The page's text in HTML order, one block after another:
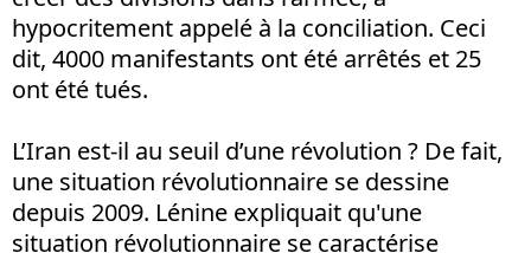
hypocritement appelé à la conciliation. Ceci
dit, 4000 manifestants ont été arrêtés et 25
ont été tués.
L’Iran est-il au seuil d’une révolution ? De fait,
une situation révolutionnaire se dessine
depuis 2009. Lénine expliquait qu'une
situation révolutionnaire se caractérise